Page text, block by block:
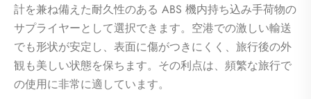
計を兼ね備えた耐久性のある ABS 機内持ち込み手荷物の
サプライヤーとして選択できます。空港での激しい輸送
でも形状が安定し、表面に傷がつきにくく、旅行後の外
観も美しい状態を保ちます。その利点は、頻繁な旅行で
の使用に非常に適しています。